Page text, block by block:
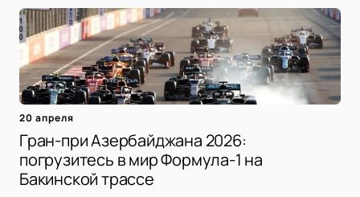
20 апреля
Гран-при Азербайджана 2026:
погрузитесь в мир Формула-1 на
Бакинской трассе